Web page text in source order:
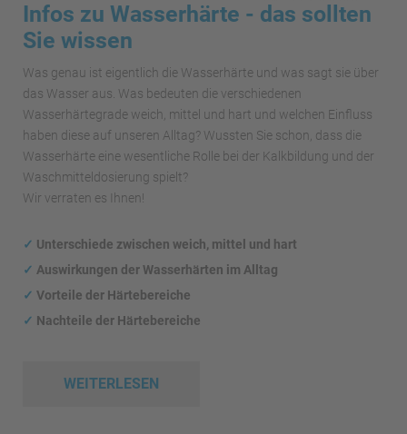
Infos zu Wasserhärte - das sollten
Sie wissen
Was genau ist eigentlich die Wasserhärte und was sagt sie über
das Wasser aus. Was bedeuten die verschiedenen
Wasserhärtegrade weich, mittel und hart und welchen Einfluss
haben diese auf unseren Alltag? Wussten Sie schon, dass die
Wasserhärte eine wesentliche Rolle bei der Kalkbildung und der
Waschmitteldosierung spielt?
Wir verraten es Ihnen!
✓ Unterschiede zwischen weich, mittel und hart
✓ Auswirkungen der Wasserhärten im Alltag
✓ Vorteile der Härtebereiche
✓ Nachteile der Härtebereiche
WEITERLESEN